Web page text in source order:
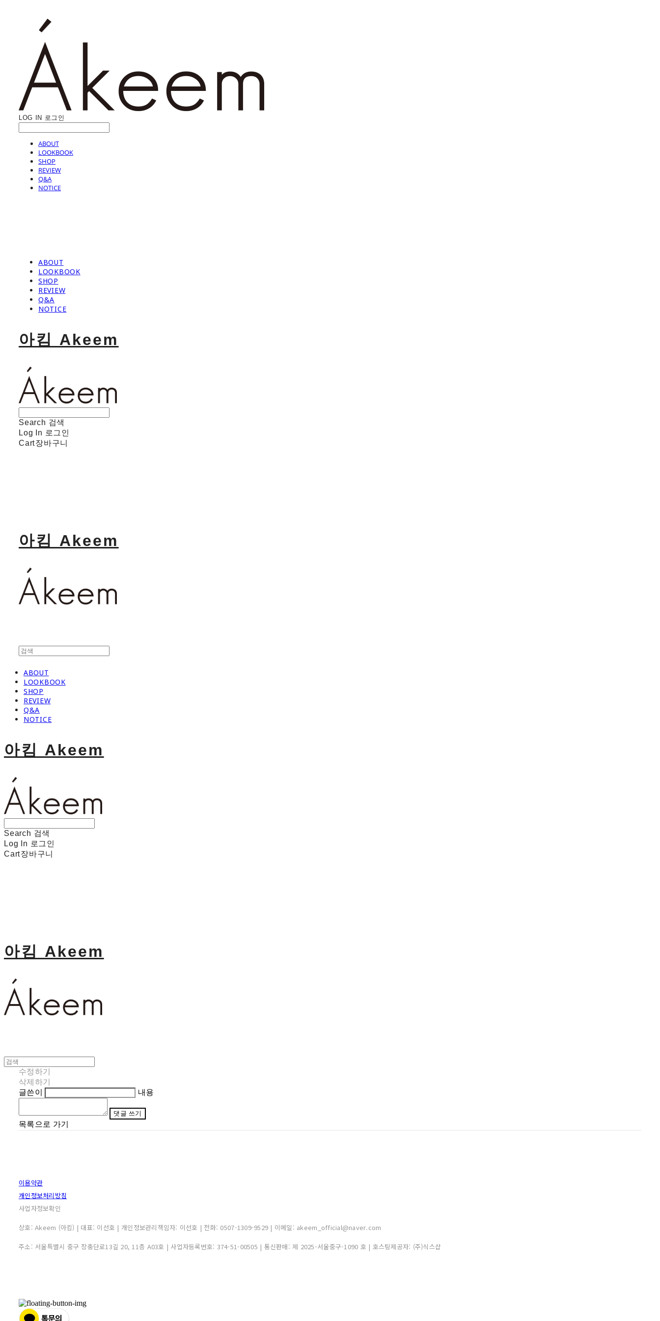
LOG IN 로그인
ABOUT
LOOKBOOK
SHOP
REVIEW
Q&A
NOTICE
ABOUT
LOOKBOOK
SHOP
REVIEW
Q&A
NOTICE
아킴 Akeem
Search 검색
Log In 로그인
Cart장바구니
아킴 Akeem
ABOUT
LOOKBOOK
SHOP
REVIEW
Q&A
NOTICE
아킴 Akeem
Search 검색
Log In 로그인
Cart장바구니
아킴 Akeem
수정하기
삭제하기
글쓴이
내용
댓글 쓰기
목록으로 가기
이용약관
개인정보처리방침
사업자정보확인
상호: Akeem (아킴) | 대표: 이선호 | 개인정보관리책임자: 이선호 | 전화: 0507-1309-9529 | 이메일: akeem_official@naver.com
주소: 서울특별시 중구 장충단로13길 20, 11층 A03호 | 사업자등록번호: 374-51-00505 | 통신판매: 제 2025-서울중구-1090 호 | 호스팅제공자: (주)식스샵